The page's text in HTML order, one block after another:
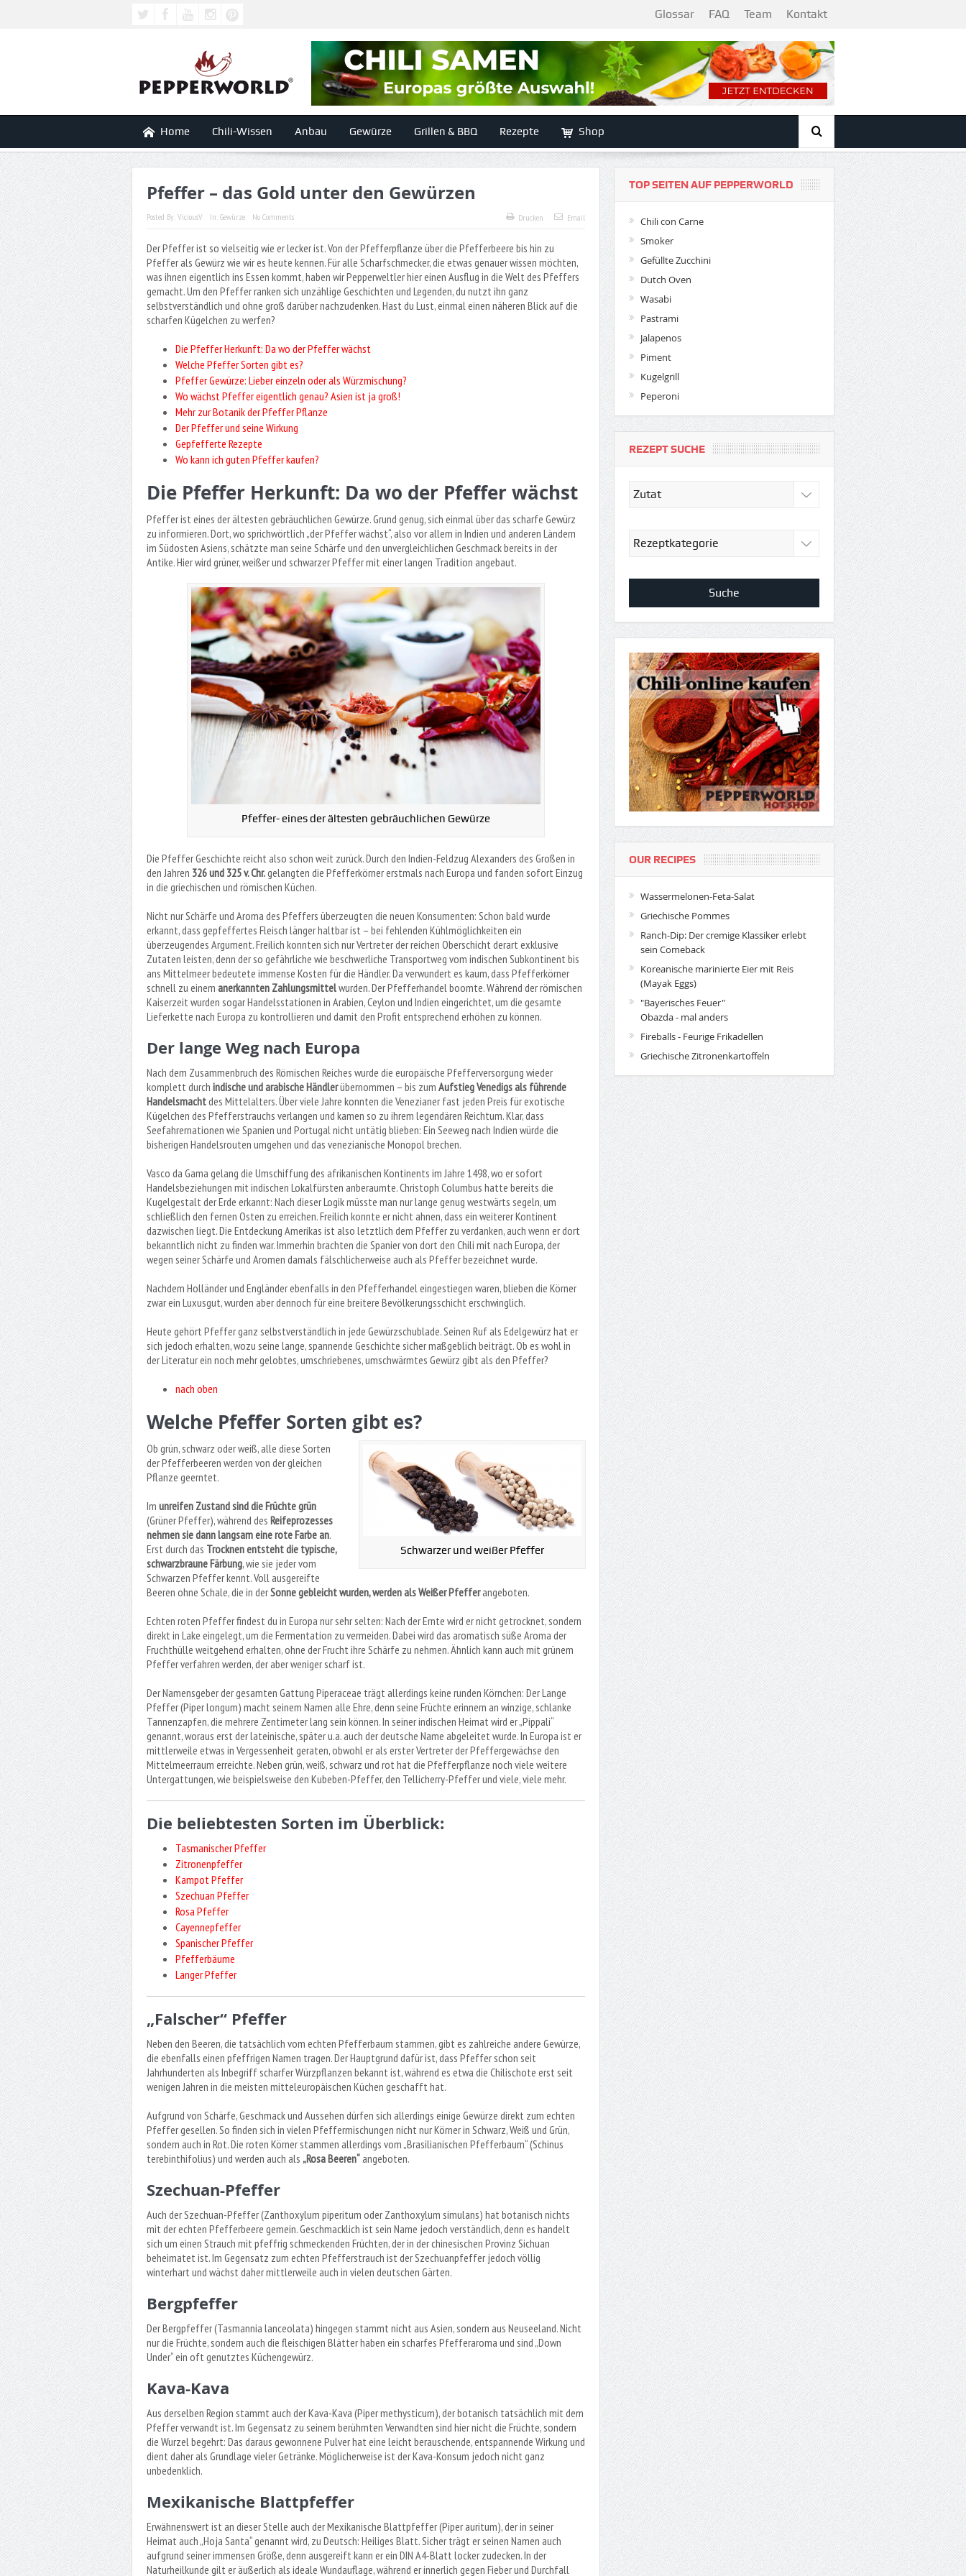
Glossar FAQ Team Kontakt
Home Chili-Wissen Anbau Gewürze Grillen & BBQ Rezepte Shop
Pfeffer – das Gold unter den Gewürzen
Posted By: ViciousV In: Gewürze No Comments Drucken Email
Der Pfeffer ist so vielseitig wie er lecker ist. Von der Pfefferpflanze über die Pfefferbeere bis hin zu
Pfeffer als Gewürz wie wir es heute kennen. Für alle Scharfschmecker, die etwas genauer wissen möchten,
was ihnen eigentlich ins Essen kommt, haben wir Pepperweltler hier einen Ausflug in die Welt des Pfeffers
gemacht. Um den Pfeffer ranken sich unzählige Geschichten und Legenden, du nutzt ihn ganz
selbstverständlich und ohne groß darüber nachzudenken. Hast du Lust, einmal einen näheren Blick auf die
scharfen Kügelchen zu werfen?
Die Pfeffer Herkunft: Da wo der Pfeffer wächst
Welche Pfeffer Sorten gibt es?
Pfeffer Gewürze: Lieber einzeln oder als Würzmischung?
Wo wächst Pfeffer eigentlich genau? Asien ist ja groß!
Mehr zur Botanik der Pfeffer Pflanze
Der Pfeffer und seine Wirkung
Gepfefferte Rezepte
Wo kann ich guten Pfeffer kaufen?
Die Pfeffer Herkunft: Da wo der Pfeffer wächst
Pfeffer ist eines der ältesten gebräuchlichen Gewürze. Grund genug, sich einmal über das scharfe Gewürz
zu informieren. Dort, wo sprichwörtlich „der Pfeffer wächst“, also vor allem in Indien und anderen Ländern
im Südosten Asiens, schätzte man seine Schärfe und den unvergleichlichen Geschmack bereits in der
Antike. Hier wird grüner, weißer und schwarzer Pfeffer mit einer langen Tradition angebaut.
Pfeffer- eines der ältesten gebräuchlichen Gewürze
Die Pfeffer Geschichte reicht also schon weit zurück. Durch den Indien-Feldzug Alexanders des Großen in
den Jahren 326 und 325 v. Chr.gelangten die Pfefferkörner erstmals nach Europa und fanden sofort Einzug
in die griechischen und römischen Küchen.
Nicht nur Schärfe und Aroma des Pfeffers überzeugten die neuen Konsumenten: Schon bald wurde
erkannt, dass gepfeffertes Fleisch länger haltbar ist – bei fehlenden Kühlmöglichkeiten ein
überzeugendes Argument. Freilich konnten sich nur Vertreter der reichen Oberschicht derart exklusive
Zutaten leisten, denn der so gefährliche wie beschwerliche Transportweg vom indischen Subkontinent bis
ans Mittelmeer bedeutete immense Kosten für die Händler. Da verwundert es kaum, dass Pfefferkörner
schnell zu einem anerkannten Zahlungsmittelwurden. Der Pfefferhandel boomte. Während der römischen
Kaiserzeit wurden sogar Handelsstationen in Arabien, Ceylon und Indien eingerichtet, um die gesamte
Lieferkette nach Europa zu kontrollieren und damit den Profit entsprechend erhöhen zu können.
Der lange Weg nach Europa
Nach dem Zusammenbruch des Römischen Reiches wurde die europäische Pfefferversorgung wieder
komplett durch indische und arabische Händlerübernommen – bis zum Aufstieg Venedigs als führende
Handelsmachtdes Mittelalters. Über viele Jahre konnten die Venezianer fast jeden Preis für exotische
Kügelchen des Pfefferstrauchs verlangen und kamen so zu ihrem legendären Reichtum. Klar, dass
Seefahrernationen wie Spanien und Portugal nicht untätig blieben: Ein Seeweg nach Indien würde die
bisherigen Handelsrouten umgehen und das venezianische Monopol brechen.
Vasco da Gama gelang die Umschiffung des afrikanischen Kontinents im Jahre 1498, wo er sofort
Handelsbeziehungen mit indischen Lokalfürsten anberaumte. Christoph Columbus hatte bereits die
Kugelgestalt der Erde erkannt: Nach dieser Logik müsste man nur lange genug westwärts segeln, um
schließlich den fernen Osten zu erreichen. Freilich konnte er nicht ahnen, dass ein weiterer Kontinent
dazwischen liegt. Die Entdeckung Amerikas ist also letztlich dem Pfeffer zu verdanken, auch wenn er dort
bekanntlich nicht zu finden war. Immerhin brachten die Spanier von dort den Chili mit nach Europa, der
wegen seiner Schärfe und Aromen damals fälschlicherweise auch als Pfeffer bezeichnet wurde.
Nachdem Holländer und Engländer ebenfalls in den Pfefferhandel eingestiegen waren, blieben die Körner
zwar ein Luxusgut, wurden aber dennoch für eine breitere Bevölkerungsschicht erschwinglich.
Heute gehört Pfeffer ganz selbstverständlich in jede Gewürzschublade. Seinen Ruf als Edelgewürz hat er
sich jedoch erhalten, wozu seine lange, spannende Geschichte sicher maßgeblich beiträgt. Ob es wohl in
der Literatur ein noch mehr gelobtes, umschriebenes, umschwärmtes Gewürz gibt als den Pfeffer?
nach oben
Welche Pfeffer Sorten gibt es?
Schwarzer und weißer Pfeffer
Ob grün, schwarz oder weiß, alle diese Sorten
der Pfefferbeeren werden von der gleichen
Pflanze geerntet.
Im unreifen Zustand sind die Früchte grün
(Grüner Pfeffer), während des Reifeprozesses
nehmen sie dann langsam eine rote Farbe an.
Erst durch das Trocknen entsteht die typische,
schwarzbraune Färbung, wie sie jeder vom
Schwarzen Pfeffer kennt. Voll ausgereifte
Beeren ohne Schale, die in derSonne gebleicht wurden, werden als Weißer Pfefferangeboten.
Echten roten Pfeffer findest du in Europa nur sehr selten: Nach der Ernte wird er nicht getrocknet, sondern
direkt in Lake eingelegt, um die Fermentation zu vermeiden. Dabei wird das aromatisch süße Aroma der
Fruchthülle weitgehend erhalten, ohne der Frucht ihre Schärfe zu nehmen. Ähnlich kann auch mit grünem
Pfeffer verfahren werden, der aber weniger scharf ist.
Der Namensgeber der gesamten Gattung Piperaceae trägt allerdings keine runden Körnchen: Der Lange
Pfeffer (Piper longum) macht seinem Namen alle Ehre, denn seine Früchte erinnern an winzige, schlanke
Tannenzapfen, die mehrere Zentimeter lang sein können. In seiner indischen Heimat wird er „Pippali“
genannt, woraus erst der lateinische, später u.a. auch der deutsche Name abgeleitet wurde. In Europa ist er
mittlerweile etwas in Vergessenheit geraten, obwohl er als erster Vertreter der Pfeffergewächse den
Mittelmeerraum erreichte. Neben grün, weiß, schwarz und rot hat die Pfefferpflanze noch viele weitere
Untergattungen, wie beispielsweise den Kubeben-Pfeffer, den Tellicherry-Pfeffer und viele, viele mehr.
Die beliebtesten Sorten im Überblick:
Tasmanischer Pfeffer
Zitronenpfeffer
Kampot Pfeffer
Szechuan Pfeffer
Rosa Pfeffer
Cayennepfeffer
Spanischer Pfeffer
Pfefferbäume
Langer Pfeffer
„Falscher“ Pfeffer
Neben den Beeren, die tatsächlich vom echten Pfefferbaum stammen, gibt es zahlreiche andere Gewürze,
die ebenfalls einen pfeffrigen Namen tragen. Der Hauptgrund dafür ist, dass Pfeffer schon seit
Jahrhunderten als Inbegriff scharfer Würzpflanzen bekannt ist, während es etwa die Chilischote erst seit
wenigen Jahren in die meisten mitteleuropäischen Küchen geschafft hat.
Aufgrund von Schärfe, Geschmack und Aussehen dürfen sich allerdings einige Gewürze direkt zum echten
Pfeffer gesellen. So finden sich in vielen Pfeffermischungen nicht nur Körner in Schwarz, Weiß und Grün,
sondern auch in Rot. Die roten Körner stammen allerdings vom „Brasilianischen Pfefferbaum“ (Schinus
terebinthifolius) und werden auch als „Rosa Beeren“ angeboten.
Szechuan-Pfeffer
Auch der Szechuan-Pfeffer (Zanthoxylum piperitum oder Zanthoxylum simulans) hat botanisch nichts
mit der echten Pfefferbeere gemein. Geschmacklich ist sein Name jedoch verständlich, denn es handelt
sich um einen Strauch mit pfeffrig schmeckenden Früchten, der in der chinesischen Provinz Sichuan
beheimatet ist. Im Gegensatz zum echten Pfefferstrauch ist der Szechuanpfeffer jedoch völlig
winterhart und wächst daher mittlerweile auch in vielen deutschen Gärten.
Bergpfeffer
Der Bergpfeffer (Tasmannia lanceolata) hingegen stammt nicht aus Asien, sondern aus Neuseeland. Nicht
nur die Früchte, sondern auch die fleischigen Blätter haben ein scharfes Pfefferaroma und sind „Down
Under“ ein oft genutztes Küchengewürz.
Kava-Kava
Aus derselben Region stammt auch der Kava-Kava (Piper methysticum), der botanisch tatsächlich mit dem
Pfeffer verwandt ist. Im Gegensatz zu seinem berühmten Verwandten sind hier nicht die Früchte, sondern
die Wurzel begehrt: Das daraus gewonnene Pulver hat eine leicht berauschende, entspannende Wirkung und
dient daher als Grundlage vieler Getränke. Möglicherweise ist der Kava-Konsum jedoch nicht ganz
unbedenklich.
Mexikanische Blattpfeffer
Erwähnenswert ist an dieser Stelle auch der Mexikanische Blattpfeffer (Piper auritum), der in seiner
Heimat auch „Hoja Santa“ genannt wird, zu Deutsch: Heiliges Blatt. Sicher trägt er seinen Namen auch
aufgrund seiner immensen Größe, denn ausgereift kann er ein DIN A4-Blatt locker zudecken. In der
Naturheilkunde gilt er äußerlich als ideale Wundauflage, während er innerlich gegen Fieber und Durchfall
TOP SEITEN AUF PEPPERWORLD
Chili con Carne
Smoker
Gefüllte Zucchini
Dutch Oven
Wasabi
Pastrami
Jalapenos
Piment
Kugelgrill
Peperoni
REZEPT SUCHE
OUR RECIPES
Wassermelonen-Feta-Salat
Griechische Pommes
Ranch-Dip: Der cremige Klassiker erlebt
sein Comeback
Koreanische marinierte Eier mit Reis
(Mayak Eggs)
"Bayerisches Feuer"
Obazda - mal anders
Fireballs - Feurige Frikadellen
Griechische Zitronenkartoffeln